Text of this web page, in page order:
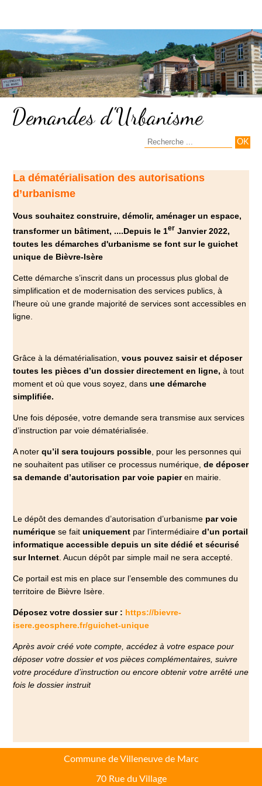
Demandes d'Urbanisme
La dématérialisation des autorisations
d’urbanisme
Vous souhaitez construire, démolir, aménager un espace,
transformer un bâtiment, ....Depuis le 1er Janvier 2022,
toutes les démarches d'urbanisme se font sur le guichet
unique de Bièvre-Isère
Cette démarche s’inscrit dans un processus plus global de
simplification et de modernisation des services publics, à
l’heure où une grande majorité de services sont accessibles en
ligne.
Grâce à la dématérialisation,vous pouvez saisir et déposer
toutes les pièces d’un dossier directement en ligne, à tout
moment et où que vous soyez, dansune démarche
simplifiée.
Une fois déposée, votre demande sera transmise aux services
d’instruction par voie dématérialisée.
A noterqu’il sera toujours possible , pour les personnes qui
ne souhaitent pas utiliser ce processus numérique,de déposer
sa demande d’autorisation par voie papieren mairie.
Le dépôt des demandes d’autorisation d’urbanisme par voie
numérique se faituniquement par l’intermédiaired’un portail
informatique accessible depuis un site dédié et sécurisé
sur Internet . Aucun dépôt par simple mail ne sera accepté.
Ce portail est mis en place sur l’ensemble des communes du
territoire de Bièvre Isère.
Déposez votre dossier sur : https://bievre-
isere.geosphere.fr/guichet-unique
Après avoir créé vote compte, accédez à votre espace pour
déposer votre dossier et vos pièces complémentaires, suivre
votre procédure d’instruction ou encore obtenir votre arrêté une
fois le dossier instruit
Commune de Villeneuve de Marc
70 Rue du Village